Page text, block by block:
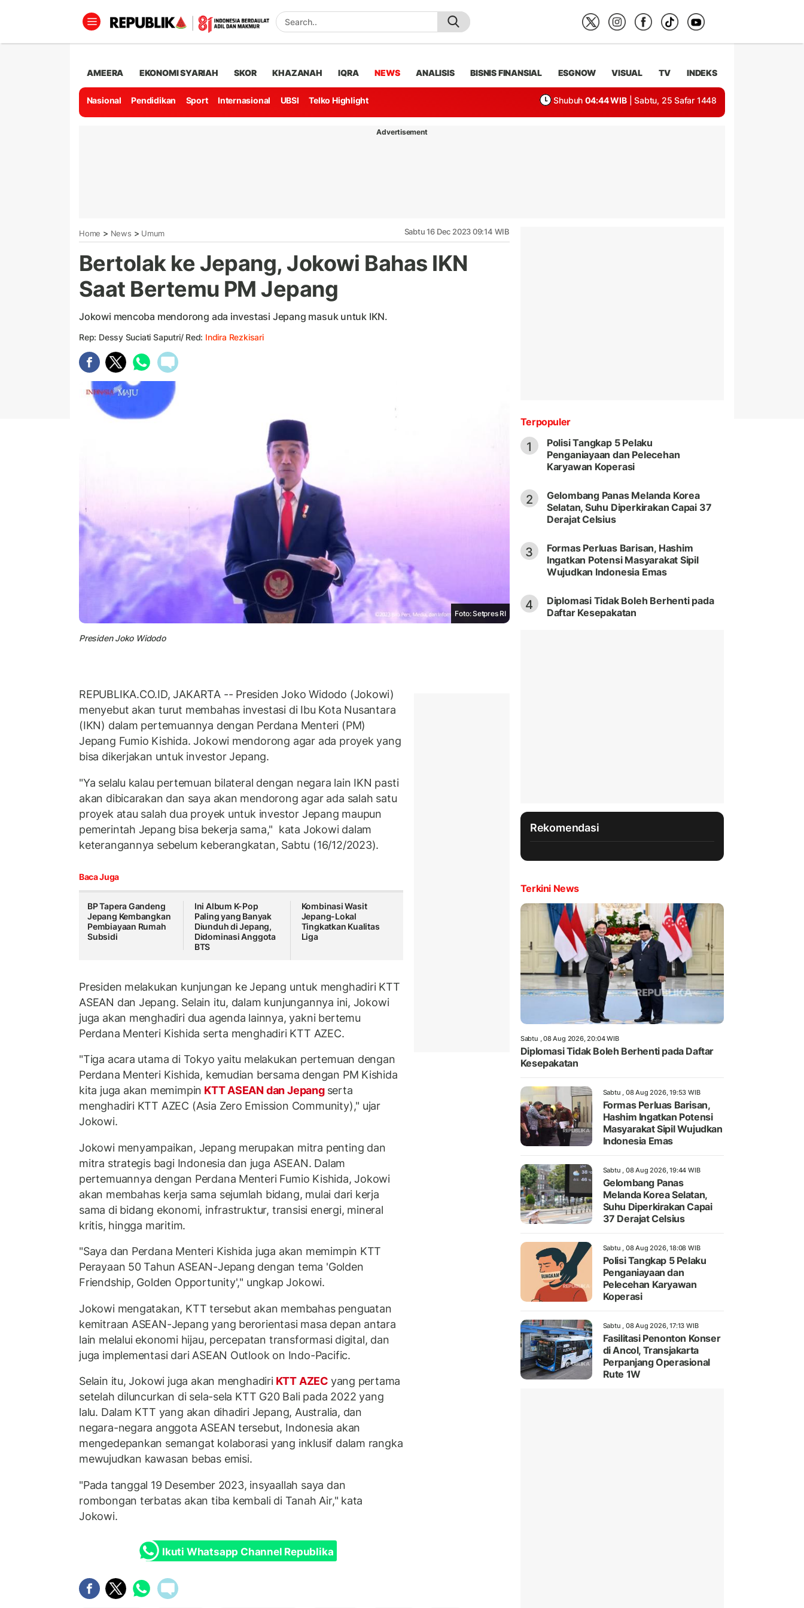
AMEERA EKONOMI SYARIAH SKOR KHAZANAH IQRA NEWS ANALISIS BISNIS FINANSIAL ESGNOW VISUAL TV INDEKS
Nasional Pendidikan Sport Internasional UBSI Telko Highlight Shubuh 04:44 WIB | Sabtu, 25 Safar 1448
Advertisement
Home > News > Umum Sabtu 16 Dec 2023 09:14 WIB
Bertolak ke Jepang, Jokowi Bahas IKN
Saat Bertemu PM Jepang
Jokowi mencoba mendorong ada investasi Jepang masuk untuk IKN.
Rep: Dessy Suciati Saputri/ Red: Indira Rezkisari
Foto: Setpres RI
Presiden Joko Widodo
REPUBLIKA.CO.ID, JAKARTA -- Presiden Joko Widodo (Jokowi)
menyebut akan turut membahas investasi di Ibu Kota Nusantara
(IKN) dalam pertemuannya dengan Perdana Menteri (PM)
Jepang Fumio Kishida. Jokowi mendorong agar ada proyek yang
bisa dikerjakan untuk investor Jepang.
"Ya selalu kalau pertemuan bilateral dengan negara lain IKN pasti
akan dibicarakan dan saya akan mendorong agar ada salah satu
proyek atau salah dua proyek untuk investor Jepang maupun
pemerintah Jepang bisa bekerja sama," kata Jokowi dalam
keterangannya sebelum keberangkatan, Sabtu (16/12/2023).
Baca Juga
BP Tapera Gandeng
Jepang Kembangkan
Pembiayaan Rumah
Subsidi
Ini Album K-Pop
Paling yang Banyak
Diunduh di Jepang,
Didominasi Anggota
BTS
Kombinasi Wasit
Jepang-Lokal
Tingkatkan Kualitas
Liga
Presiden melakukan kunjungan ke Jepang untuk menghadiri KTT
ASEAN dan Jepang. Selain itu, dalam kunjungannya ini, Jokowi
juga akan menghadiri dua agenda lainnya, yakni bertemu
Perdana Menteri Kishida serta menghadiri KTT AZEC.
"Tiga acara utama di Tokyo yaitu melakukan pertemuan dengan
Perdana Menteri Kishida, kemudian bersama dengan PM Kishida
kita juga akan memimpin KTT ASEAN dan Jepang serta
menghadiri KTT AZEC (Asia Zero Emission Community)," ujar
Jokowi.
Jokowi menyampaikan, Jepang merupakan mitra penting dan
mitra strategis bagi Indonesia dan juga ASEAN. Dalam
pertemuannya dengan Perdana Menteri Fumio Kishida, Jokowi
akan membahas kerja sama sejumlah bidang, mulai dari kerja
sama di bidang ekonomi, infrastruktur, transisi energi, mineral
kritis, hingga maritim.
"Saya dan Perdana Menteri Kishida juga akan memimpin KTT
Perayaan 50 Tahun ASEAN-Jepang dengan tema 'Golden
Friendship, Golden Opportunity'," ungkap Jokowi.
Jokowi mengatakan, KTT tersebut akan membahas penguatan
kemitraan ASEAN-Jepang yang berorientasi masa depan antara
lain melalui ekonomi hijau, percepatan transformasi digital, dan
juga implementasi dari ASEAN Outlook on Indo-Pacific.
Selain itu, Jokowi juga akan menghadiriKTT AZEC yang pertama
setelah diluncurkan di sela-sela KTT G20 Bali pada 2022 yang
lalu. Dalam KTT yang akan dihadiri Jepang, Australia, dan
negara-negara anggota ASEAN tersebut, Indonesia akan
mengedepankan semangat kolaborasi yang inklusif dalam rangka
mewujudkan kawasan bebas emisi.
"Pada tanggal 19 Desember 2023, insyaallah saya dan
rombongan terbatas akan tiba kembali di Tanah Air," kata
Jokowi.
Ikuti Whatsapp Channel Republika
Terpopuler
1
Polisi Tangkap 5 Pelaku
Penganiayaan dan Pelecehan
Karyawan Koperasi
2
Gelombang Panas Melanda Korea
Selatan, Suhu Diperkirakan Capai 37
Derajat Celsius
3
Formas Perluas Barisan, Hashim
Ingatkan Potensi Masyarakat Sipil
Wujudkan Indonesia Emas
4
Diplomasi Tidak Boleh Berhenti pada
Daftar Kesepakatan
Rekomendasi
Terkini News
Sabtu , 08 Aug 2026, 20:04 WIB
Diplomasi Tidak Boleh Berhenti pada Daftar
Kesepakatan
Sabtu , 08 Aug 2026, 19:53 WIB
Formas Perluas Barisan,
Hashim Ingatkan Potensi
Masyarakat Sipil Wujudkan
Indonesia Emas
Sabtu , 08 Aug 2026, 19:44 WIB
Gelombang Panas
Melanda Korea Selatan,
Suhu Diperkirakan Capai
37 Derajat Celsius
Sabtu , 08 Aug 2026, 18:08 WIB
Polisi Tangkap 5 Pelaku
Penganiayaan dan
Pelecehan Karyawan
Koperasi
Sabtu , 08 Aug 2026, 17:13 WIB
Fasilitasi Penonton Konser
di Ancol, Transjakarta
Perpanjang Operasional
Rute 1W